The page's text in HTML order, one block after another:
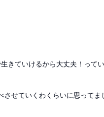
きていけるから大丈夫！って
させていくわくらいに思ってま